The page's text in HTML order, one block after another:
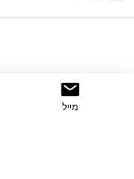
פוסטים אחרונים
מייל